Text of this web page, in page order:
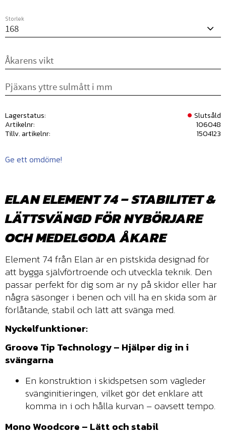
Storlek
Lagerstatus
Slutsåld
Artikelnr
106048
Tillv. artikelnr
1504123
Ge ett omdöme!
ELAN ELEMENT 74 – STABILITET &
LÄTTSVÄNGD FÖR NYBÖRJARE
OCH MEDELGODA ÅKARE
Element 74 från Elan är en pistskida designad för
att bygga självförtroende och utveckla teknik. Den
passar perfekt för dig som är ny på skidor eller har
några säsonger i benen och vill ha en skida som är
förlåtande, stabil och lätt att svänga med.
Nyckelfunktioner:
Groove Tip Technology – Hjälper dig in i
svängarna
En konstruktion i skidspetsen som vägleder
svänginitieringen, vilket gör det enklare att
komma in i och hålla kurvan – oavsett tempo.
Mono Woodcore – Lätt och stabil